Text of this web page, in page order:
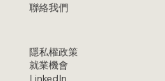
聯絡我們
隱私權政策
就業機會
LinkedIn